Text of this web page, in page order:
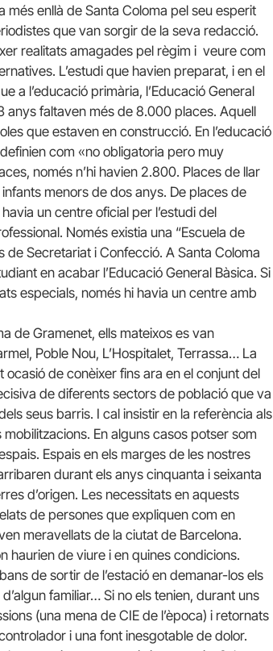
enllà de Santa Coloma pel seu esperit
que van sorgir de la seva redacció.
realitats amagades pel règim i veure com
L’estudi que havien preparat, i en el
a l’educació primària, l’Educació General
anys faltaven més de 8.000 places. Aquell
que estaven en construcció. En l’educació
com «no obligatoria pero muy
només n’hi havien 2.800. Places de llar
menors de dos anys. De places de
un centre oficial per l’estudi del
Només existia una “Escuela de
de Secretariat i Confecció. A Santa Coloma
en acabar l’Educació General Bàsica. Si
especials, només hi havia un centre amb
de Gramenet, ells mateixos es van
Poble Nou, L’Hospitalet, Terrassa… La
ocasió de conèixer fins ara en el conjunt del
de diferents sectors de població que va
seus barris. I cal insistir en la referència als
En alguns casos potser som
Espais en els marges de les nostres
durant els anys cinquanta i seixanta
d’origen. Les necessitats en aquests
de persones que expliquen com en
meravellats de la ciutat de Barcelona.
haurien de viure i en quines condicions.
de sortir de l’estació en demanar-los els
familiar… Si no els tenien, durant uns
(una mena de CIE de l’època) i retornats
i una font inesgotable de dolor.